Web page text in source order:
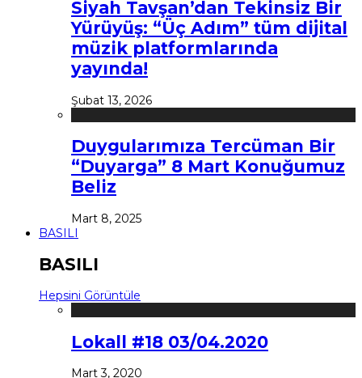
Siyah Tavşan’dan Tekinsiz Bir
Yürüyüş: “Üç Adım” tüm dijital
müzik platformlarında
yayında!
Şubat 13, 2026
Duygularımıza Tercüman Bir
“Duyarga” 8 Mart Konuğumuz
Beliz
Mart 8, 2025
BASILI
BASILI
Hepsini Görüntüle
Lokall #18 03/04.2020
Mart 3, 2020